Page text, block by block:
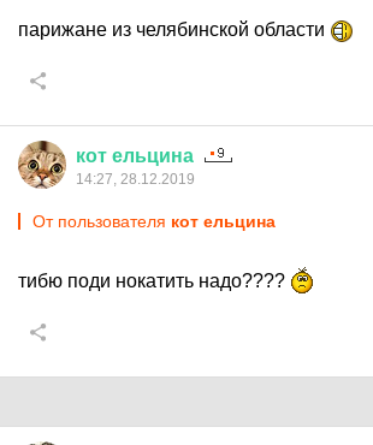
парижане из челябинской области
кот ельцина
14:27, 28.12.2019
От пользователя кот ельцина
тибю поди нокатить надо????